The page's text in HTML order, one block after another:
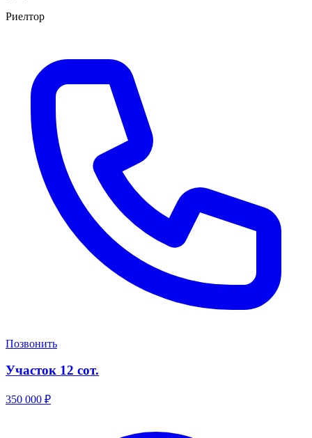
Риелтор
Позвонить
Участок 12 сот.
350 000 ₽